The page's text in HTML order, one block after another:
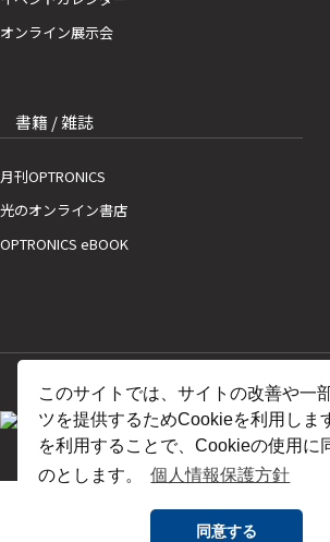
このサイトでは、サイトの改善や一
ツを提供するためCookieを利用しま
を利用することで、Cookieの使用に
のとします。
個人情報保護方針
同意する
オンライン展示会
書籍 / 雑誌
月刊OPTRONICS
光のオンライン書店
OPTRONICS eBOOK